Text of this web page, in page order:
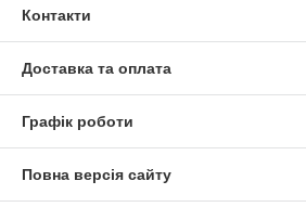
Контакти
Доставка та оплата
Графік роботи
Повна версія сайту